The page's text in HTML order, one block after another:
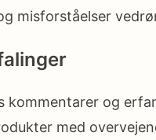
misforståelser
kommentarer og
med